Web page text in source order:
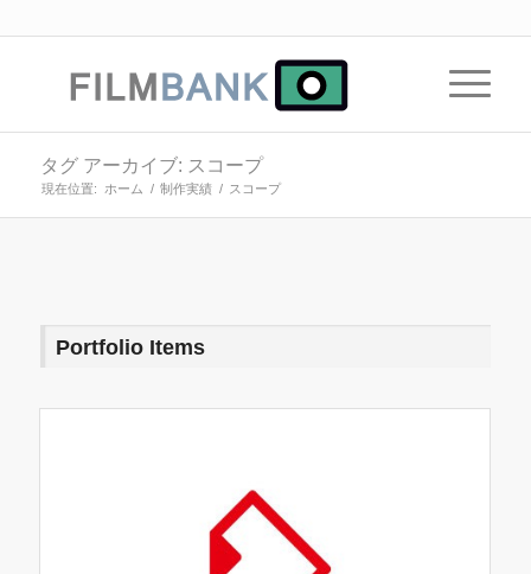
タグ アーカイブ: スコープ
現在位置: ホーム / 制作実績 / スコープ
Portfolio Items